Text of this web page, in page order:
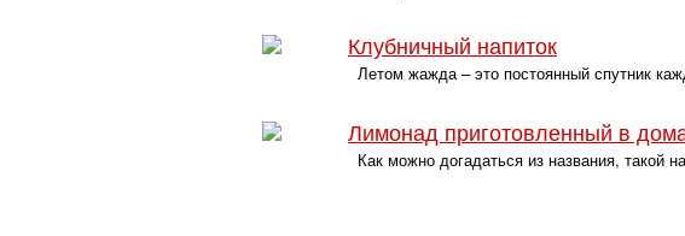
Клубничный напиток
Летом жажда – это постоянный спутник
Лимонад приготовленный в
Как можно догадаться из названия, такой